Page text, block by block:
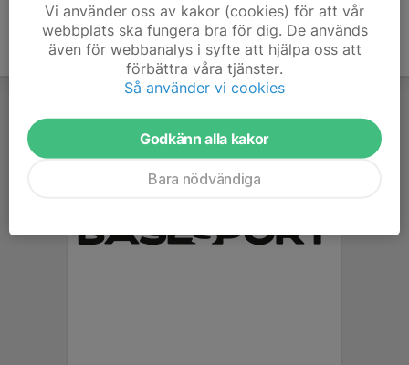
Vi använder oss av kakor (cookies) för att vår
webbplats ska fungera bra för dig. De används
även för webbanalys i syfte att hjälpa oss att
förbättra våra tjänster.
Så använder vi cookies
Godkänn alla kakor
Bara nödvändiga